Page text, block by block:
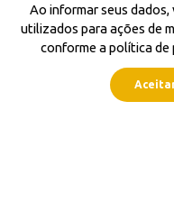
Ao informar seus
utilizados para ações de
conforme a política de